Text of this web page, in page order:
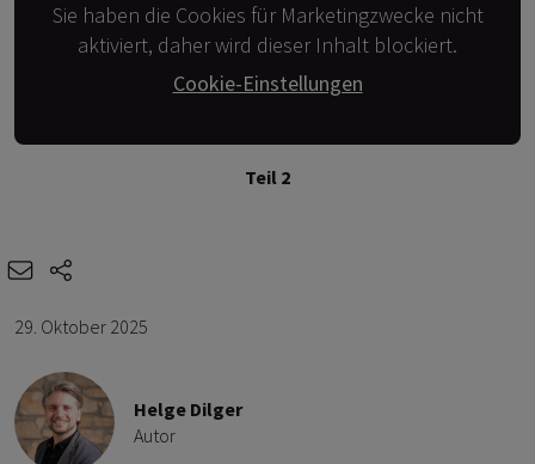
Sie haben die Cookies für Marketingzwecke nicht
aktiviert, daher wird dieser Inhalt blockiert.
Cookie-Einstellungen
Teil 2
e-mail
29. Oktober 2025
Helge Dilger
Autor